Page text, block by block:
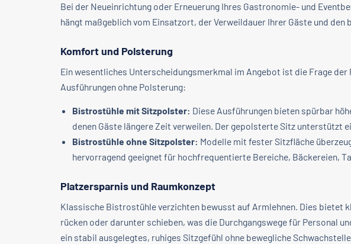
Bei der Neueinrichtung oder Erneuerung Ihres Gastronomie- und
hängt maßgeblich vom Einsatzort, der Verweildauer Ihrer Gäste und den
Komfort und Polsterung
Ein wesentliches Unterscheidungsmerkmal im Angebot ist die Frage
Ausführungen ohne Polsterung:
Bistrostühle mit Sitzpolster: Diese Ausführungen bieten spürbar
denen Gäste längere Zeit verweilen. Der gepolsterte Sitz unterstützt
Bistrostühle ohne Sitzpolster: Modelle mit fester Sitzfläche
hervorragend geeignet für hochfrequentierte Bereiche, Bäckereien,
Platzersparnis und Raumkonzept
Klassische Bistrostühle verzichten bewusst auf Armlehnen. Dies bietet
rücken oder darunter schieben, was die Durchgangswege für Personal
ein stabil ausgelegtes, ruhiges Sitzgefühl ohne bewegliche